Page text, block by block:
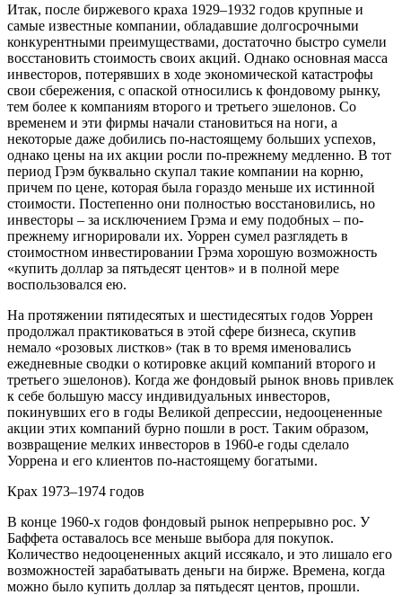
Итак, после биржевого краха 1929–1932 годов крупные и
самые известные компании, обладавшие долгосрочными
конкурентными преимуществами, достаточно быстро сумели
восстановить стоимость своих акций. Однако основная масса
инвесторов, потерявших в ходе экономической катастрофы
свои сбережения, с опаской относились к фондовому рынку,
тем более к компаниям второго и третьего эшелонов. Со
временем и эти фирмы начали становиться на ноги, а
некоторые даже добились по-настоящему больших успехов,
однако цены на их акции росли по-прежнему медленно. В тот
период Грэм буквально скупал такие компании на корню,
причем по цене, которая была гораздо меньше их истинной
стоимости. Постепенно они полностью восстановились, но
инвесторы – за исключением Грэма и ему подобных – по-
прежнему игнорировали их. Уоррен сумел разглядеть в
стоимостном инвестировании Грэма хорошую возможность
«купить доллар за пятьдесят центов» и в полной мере
воспользовался ею.
На протяжении пятидесятых и шестидесятых годов Уоррен
продолжал практиковаться в этой сфере бизнеса, скупив
немало «розовых листков» (так в то время именовались
ежедневные сводки о котировке акций компаний второго и
третьего эшелонов). Когда же фондовый рынок вновь привлек
к себе большую массу индивидуальных инвесторов,
покинувших его в годы Великой депрессии, недооцененные
акции этих компаний бурно пошли в рост. Таким образом,
возвращение мелких инвесторов в 1960-е годы сделало
Уоррена и его клиентов по-настоящему богатыми.
Крах 1973–1974 годов
В конце 1960-х годов фондовый рынок непрерывно рос. У
Баффета оставалось все меньше выбора для покупок.
Количество недооцененных акций иссякало, и это лишало его
возможностей зарабатывать деньги на бирже. Времена, когда
можно было купить доллар за пятьдесят центов, прошли.